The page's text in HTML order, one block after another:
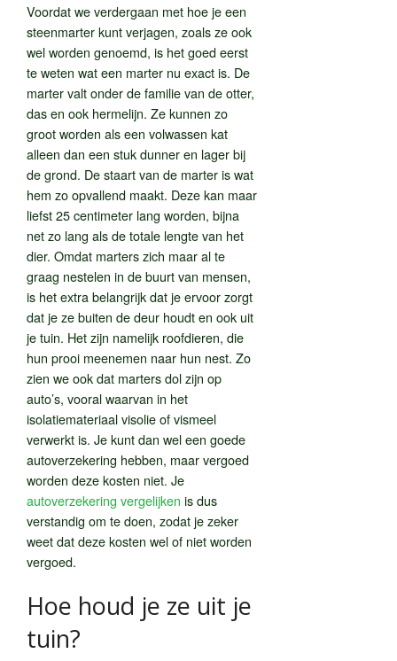
Voordat we verdergaan met hoe je een
steenmarter kunt verjagen, zoals ze ook
wel worden genoemd, is het goed eerst
te weten wat een marter nu exact is. De
marter valt onder de familie van de otter,
das en ook hermelijn. Ze kunnen zo
groot worden als een volwassen kat
alleen dan een stuk dunner en lager bij
de grond. De staart van de marter is wat
hem zo opvallend maakt. Deze kan maar
liefst 25 centimeter lang worden, bijna
net zo lang als de totale lengte van het
dier. Omdat marters zich maar al te
graag nestelen in de buurt van mensen,
is het extra belangrijk dat je ervoor zorgt
dat je ze buiten de deur houdt en ook uit
je tuin. Het zijn namelijk roofdieren, die
hun prooi meenemen naar hun nest. Zo
zien we ook dat marters dol zijn op
auto’s, vooral waarvan in het
isolatiemateriaal visolie of vismeel
verwerkt is. Je kunt dan wel een goede
autoverzekering hebben, maar vergoed
worden deze kosten niet. Je
autoverzekering vergelijken is dus
verstandig om te doen, zodat je zeker
weet dat deze kosten wel of niet worden
vergoed.
Hoe houd je ze uit je
tuin?